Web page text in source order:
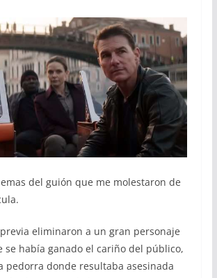
del guión que me molestaron de
eliminaron a un gran personaje
se había ganado el cariño del público,
pedorra donde resultaba asesinada